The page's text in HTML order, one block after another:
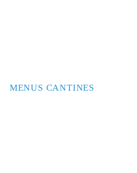
MENUS CANTINES